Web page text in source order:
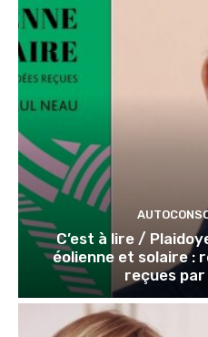
C’est à lire /
éolienne et solaire :
reçues par